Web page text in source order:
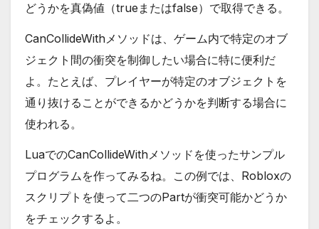
どうかを真偽値（trueまたはfalse）で取得できる。
CanCollideWithメソッドは、ゲーム内で特定のオブ
ジェクト間の衝突を制御したい場合に特に便利だ
よ。たとえば、プレイヤーが特定のオブジェクトを
通り抜けることができるかどうかを判断する場合に
使われる。
LuaでのCanCollideWithメソッドを使ったサンプル
プログラムを作ってみるね。この例では、Robloxの
スクリプトを使って二つのPartが衝突可能かどうか
をチェックするよ。